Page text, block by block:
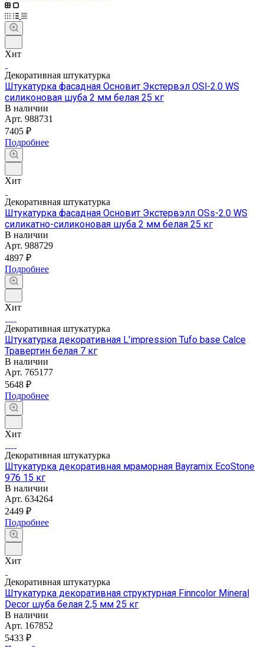
Хит
Декоративная штукатурка
Штукатурка фасадная Основит Экстервэл OSl-2.0 WS
силиконовая шуба 2 мм белая 25 кг
В наличии
Арт. 988731
7405 ₽
Подробнее
Хит
Декоративная штукатурка
Штукатурка фасадная Основит Экстервэлл OSs-2.0 WS
силикатно-силиконовая шуба 2 мм белая 25 кг
В наличии
Арт. 988729
4897 ₽
Подробнее
Хит
Декоративная штукатурка
Штукатурка декоративная L'impression Tufo base Calce
Травертин белая 7 кг
В наличии
Арт. 765177
5648 ₽
Подробнее
Хит
Декоративная штукатурка
Штукатурка декоративная мраморная Bayramix EcoStone
976 15 кг
В наличии
Арт. 634264
2449 ₽
Подробнее
Хит
Декоративная штукатурка
Штукатурка декоративная структурная Finncolor Mineral
Decor шуба белая 2,5 мм 25 кг
В наличии
Арт. 167852
5433 ₽